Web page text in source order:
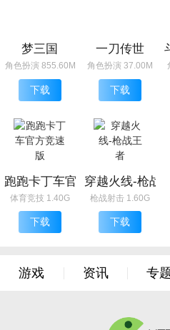
梦三国
角色扮演 855.60M
下载
一刀传世
角色扮演 37.00M
下载
跑跑卡丁车官方竞速版
体育竞技 1.40G
下载
穿越火线-枪战
枪战射击 1.60G
下载
游戏 资讯 专